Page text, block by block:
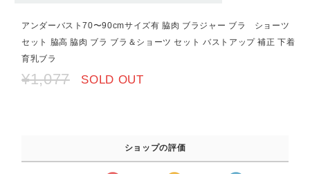
アンダーバスト70〜90cmサイズ有 脇肉 ブラジャー ブラ ショーツ
セット 脇高 脇肉 ブラ ブラ＆ショーツ セット バストアップ 補正 下着
育乳ブラ
¥1,077 SOLD OUT
ショップの評価